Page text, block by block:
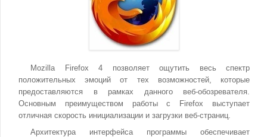
Mozilla Firefox 4 позволяет ощутить весь спектр
положительных эмоций от тех возможностей, которые
предоставляются в рамках данного веб-обозревателя.
Основным преимуществом работы с Firefox выступает
отличная скорость инициализации и загрузки веб-страниц.
Архитектура интерфейса программы обеспечивает